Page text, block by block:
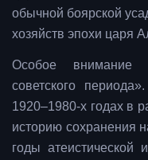
обычной боярской
хозяйств эпохи царя
Особое внимание
советского
1920–1980-х годах в
историю сохранения
годы атеистической